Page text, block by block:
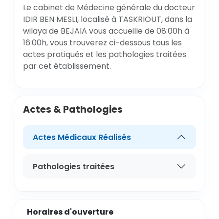
Le cabinet de Médecine générale du docteur
IDIR BEN MESLI, localisé à TASKRIOUT, dans la
wilaya de BEJAIA vous accueille de 08:00h à
16:00h, vous trouverez ci-dessous tous les
actes pratiqués et les pathologies traitées
par cet établissement.
Actes & Pathologies
Actes Médicaux Réalisés
Pathologies traitées
Horaires d'ouverture